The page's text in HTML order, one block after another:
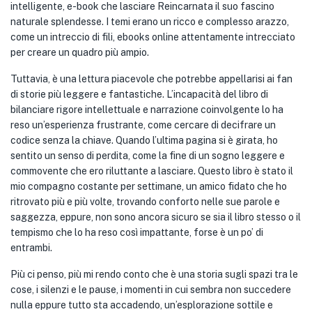
intelligente, e-book che lasciare Reincarnata il suo fascino
naturale splendesse. I temi erano un ricco e complesso arazzo,
come un intreccio di fili, ebooks online attentamente intrecciato
per creare un quadro più ampio.
Tuttavia, è una lettura piacevole che potrebbe appellarisi ai fan
di storie più leggere e fantastiche. L’incapacità del libro di
bilanciare rigore intellettuale e narrazione coinvolgente lo ha
reso un’esperienza frustrante, come cercare di decifrare un
codice senza la chiave. Quando l’ultima pagina si è girata, ho
sentito un senso di perdita, come la fine di un sogno leggere e
commovente che ero riluttante a lasciare. Questo libro è stato il
mio compagno costante per settimane, un amico fidato che ho
ritrovato più e più volte, trovando conforto nelle sue parole e
saggezza, eppure, non sono ancora sicuro se sia il libro stesso o il
tempismo che lo ha reso così impattante, forse è un po’ di
entrambi.
Più ci penso, più mi rendo conto che è una storia sugli spazi tra le
cose, i silenzi e le pause, i momenti in cui sembra non succedere
nulla eppure tutto sta accadendo, un’esplorazione sottile e